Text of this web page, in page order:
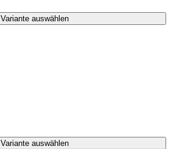
Variante auswählen
Variante auswählen